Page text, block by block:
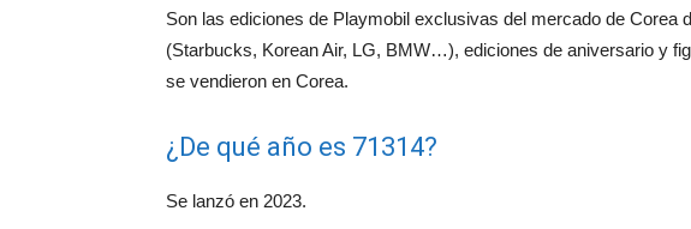
Son las ediciones de Playmobil exclusivas del mercado de Corea
(Starbucks, Korean Air, LG, BMW…), ediciones de aniversario y
se vendieron en Corea.
¿De qué año es 71314?
Se lanzó en 2023.